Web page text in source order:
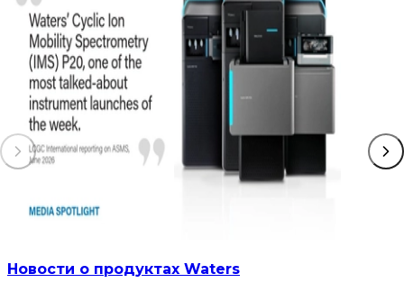
Новости о продуктах Waters